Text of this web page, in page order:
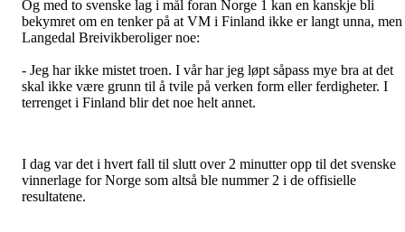
Og med to svenske lag i mål foran Norge 1 kan en kanskje bli
bekymret om en tenker på at VM i Finland ikke er langt unna, men
Langedal Breivikberoliger noe:
- Jeg har ikke mistet troen. I vår har jeg løpt såpass mye bra at det
skal ikke være grunn til å tvile på verken form eller ferdigheter. I
terrenget i Finland blir det noe helt annet.
I dag var det i hvert fall til slutt over 2 minutter opp til det svenske
vinnerlage for Norge som altså ble nummer 2 i de offisielle
resultatene.